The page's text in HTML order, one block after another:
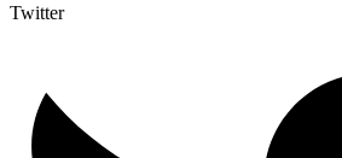
Twitter